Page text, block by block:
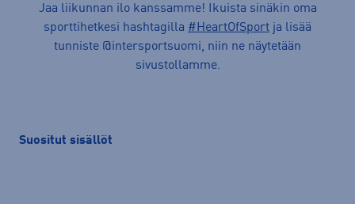
Jaa liikunnan ilo kanssamme! Ikuista sinäkin oma
sporttihetkesi hashtagilla #HeartOfSport ja lisää
tunniste @intersportsuomi, niin ne näytetään
sivustollamme.
Suositut sisällöt